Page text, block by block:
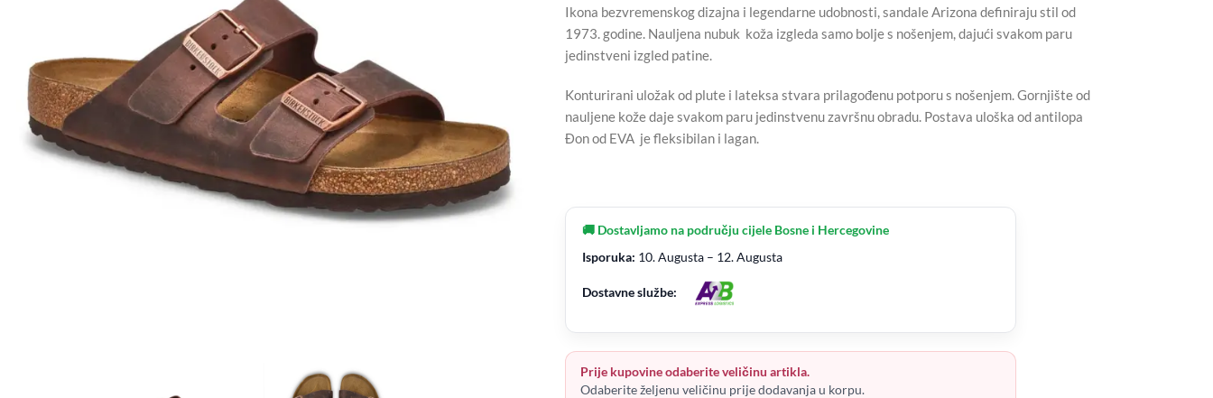
Ikona bezvremenskog dizajna i legendarne udobnosti, sandale Arizona definiraju stil od
1973. godine. Nauljena nubuk koža izgleda samo bolje s nošenjem, dajući svakom paru
jedinstveni izgled patine.
Konturirani uložak od plute i lateksa stvara prilagođenu potporu s nošenjem. Gornjište od
nauljene kože daje svakom paru jedinstvenu završnu obradu. Postava uloška od antilopa
Đon od EVA je fleksibilan i lagan.
🚚 Dostavljamo na području cijele Bosne i Hercegovine
Isporuka: 10. Augusta – 12. Augusta
Dostavne službe:
Prije kupovine odaberite veličinu artikla.
Odaberite željenu veličinu prije dodavanja u korpu.